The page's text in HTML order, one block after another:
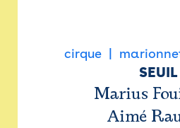
cirque
SEUIL
Marius
Aimé